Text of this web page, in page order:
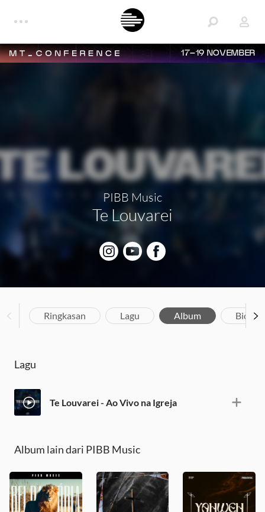
17–19 NOVEMBER
PIBB Music
Te Louvarei
Ringkasan Lagu Album
Lagu
Te Louvarei - Ao Vivo na Igreja
Album lain dari PIBB Music